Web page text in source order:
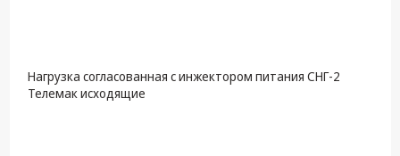
Нагрузка согласованная с инжектором питания СНГ-2
Телемак исходящие